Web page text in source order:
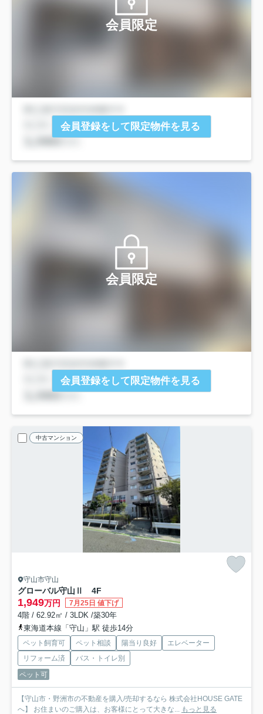
会員限定
会員登録をして限定物件を見る
会員限定
会員登録をして限定物件を見る
中古マンション
守山市守山
グローバル守山Ⅱ 4F
1,949万円 7月25日 値下げ
4階 / 62.92㎡ / 3LDK /築30年
東海道本線「守山」駅 徒歩14分
ペット飼育可 ペット相談 陽当り良好
エレベーター
リフォーム済
バス・トイレ別
ペット可
【守山市・野洲市の不動産を購入/売却するなら 株式会社HOUSE GATE
へ】 お住まいのご購入は、お客様にとって大きな... もっと見る